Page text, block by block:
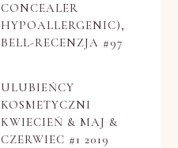
CONCEALER
HYPOALLERGENIC),
BELL-RECENZJA #97
ULUBIEŃCY
KOSMETYCZNI
KWIECIEŃ & MAJ &
CZERWIEC #1 2019